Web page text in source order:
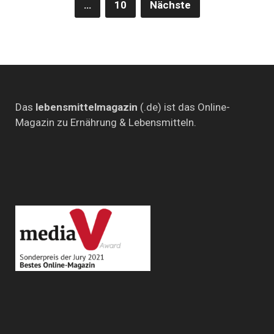
… 10 Nächste
Das lebensmittelmagazin (.de) ist das Online-
Magazin zu Ernährung & Lebensmitteln.